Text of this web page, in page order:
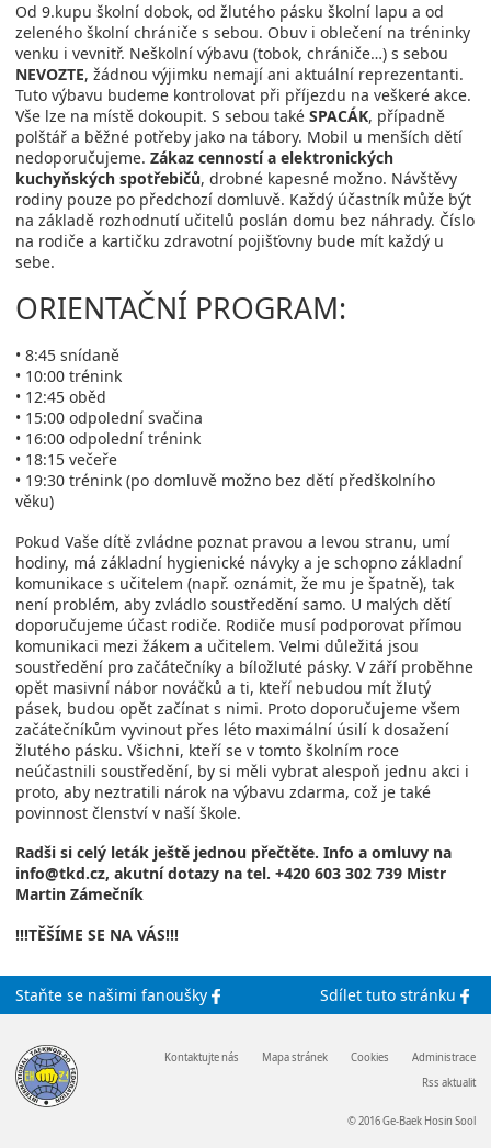
Od 9.kupu školní dobok, od žlutého pásku školní lapu a od
zeleného školní chrániče s sebou. Obuv i oblečení na tréninky
venku i vevnitř. Neškolní výbavu (tobok, chrániče…) s sebou
NEVOZTE, žádnou výjimku nemají ani aktuální reprezentanti.
Tuto výbavu budeme kontrolovat při příjezdu na veškeré akce.
Vše lze na místě dokoupit. S sebou také SPACÁK, případně
polštář a běžné potřeby jako na tábory. Mobil u menších dětí
nedoporučujeme. Zákaz cenností a elektronických
kuchyňských spotřebičů, drobné kapesné možno. Návštěvy
rodiny pouze po předchozí domluvě. Každý účastník může být
na základě rozhodnutí učitelů poslán domu bez náhrady. Číslo
na rodiče a kartičku zdravotní pojišťovny bude mít každý u
sebe.
ORIENTAČNÍ PROGRAM:
• 8:45 snídaně
• 10:00 trénink
• 12:45 oběd
• 15:00 odpolední svačina
• 16:00 odpolední trénink
• 18:15 večeře
• 19:30 trénink (po domluvě možno bez dětí předškolního
věku)
Pokud Vaše dítě zvládne poznat pravou a levou stranu, umí
hodiny, má základní hygienické návyky a je schopno základní
komunikace s učitelem (např. oznámit, že mu je špatně), tak
není problém, aby zvládlo soustředění samo. U malých dětí
doporučujeme účast rodiče. Rodiče musí podporovat přímou
komunikaci mezi žákem a učitelem. Velmi důležitá jsou
soustředění pro začátečníky a bíložluté pásky. V září proběhne
opět masivní nábor nováčků a ti, kteří nebudou mít žlutý
pásek, budou opět začínat s nimi. Proto doporučujeme všem
začátečníkům vyvinout přes léto maximální úsilí k dosažení
žlutého pásku. Všichni, kteří se v tomto školním roce
neúčastnili soustředění, by si měli vybrat alespoň jednu akci i
proto, aby neztratili nárok na výbavu zdarma, což je také
povinnost členství v naší škole.
Radši si celý leták ještě jednou přečtěte. Info a omluvy na
info@tkd.cz, akutní dotazy na tel. +420 603 302 739 Mistr
Martin Zámečník
!!!TĚŠÍME SE NA VÁS!!!
Staňte se našimi fanoušky Sdílet tuto stránku
Kontaktujte nás Mapa stránek Cookies
Administrace
Rss aktualit
© 2016 Ge-Baek Hosin Sool